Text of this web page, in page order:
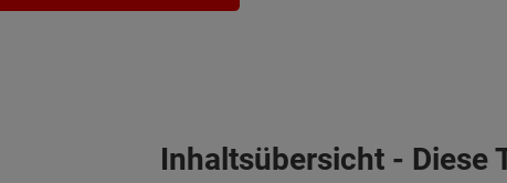
Inhaltsübersicht - Diese